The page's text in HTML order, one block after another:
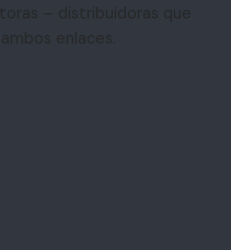
– distribuidoras que
enlaces.